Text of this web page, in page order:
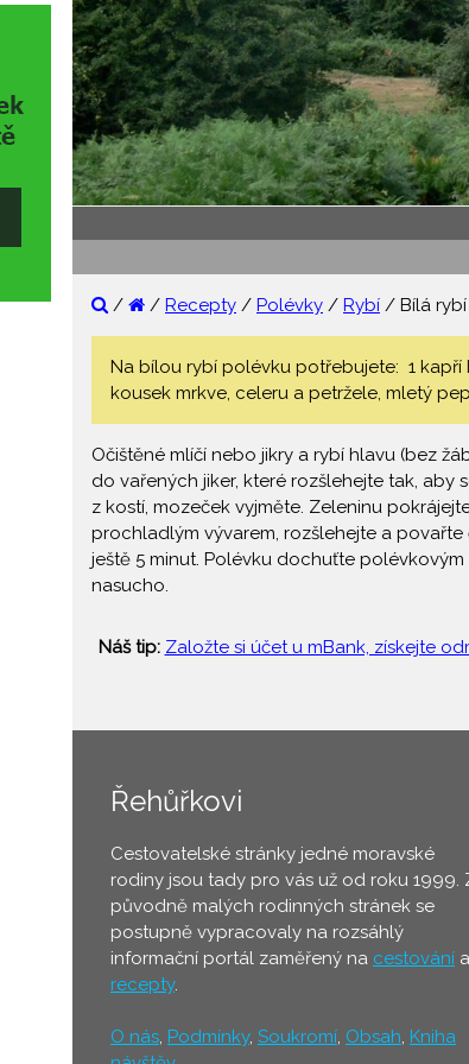
/ / Recepty / Polévky / Rybí / Bílá
Na bílou rybí polévku potřebujete: 1 kapří
kousek mrkve, celeru a petržele, mletý
Očištěné mlíčí nebo jikry a rybí hlavu (bez
do vařených jiker, které rozšlehejte tak,
z kostí, mozeček vyjměte. Zeleninu
prochladlým vývarem, rozšlehejte a povařte
ještě 5 minut. Polévku dochuťte
nasucho.
Náš tip: Založte si účet u mBank, získejte
Řehůřkovi
Cestovatelské stránky jedné moravské
rodiny jsou tady pro vás už od roku 1999.
původně malých rodinných stránek se
postupně vypracovaly na rozsáhlý
informační portál zaměřený na cestování a
recepty.
O nás, Podmínky, Soukromí, Obsah, Kniha